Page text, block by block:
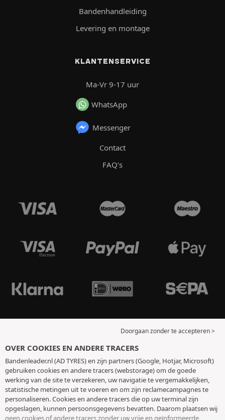
Bandenhandleiding
Levering en montage
KLANTENSERVICE
Ma-Vr 9-17 uur
WhatsApp
Messenger
Contact
FAQ’s
Doorgaan zonder te accepteren >
OVER COOKIES EN ANDERE TRACERS
Bandenleader.nl (AD TYRES) en zijn partners (Google, Hotjar, Microsoft)
gebruiken cookies en andere tracers (webstorage) om de goede
werking van de site te verzekeren, uw navigatie te vergemakkelijken,
statistische metingen uit te voeren en om zijn reclamecampagnes te
personaliseren. Cookies en andere tracers die op uw terminal zijn
opgeslagen, kunnen persoonsgegevens bevatten. Daarom plaatsen wij
geen cookies of andere tracers zonder uw vrije en geïnformeerde